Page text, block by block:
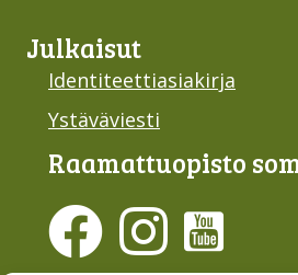
Julkaisut
Identiteettiasiakirja
Ystäväviesti
Raamattu­opisto